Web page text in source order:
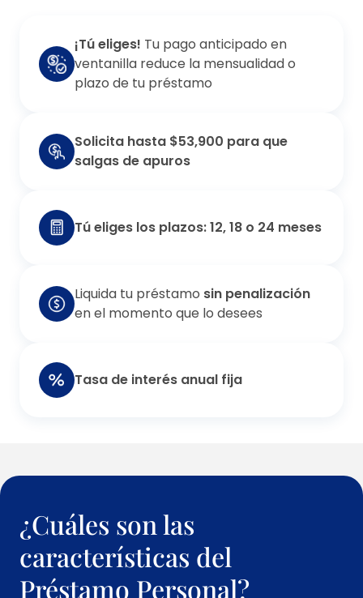
¡Tú eliges! Tu pago anticipado en
ventanilla reduce la mensualidad o
plazo de tu préstamo
Solicita hasta $53,900 para que
salgas de apuros
Tú eliges los plazos: 12, 18 o 24 meses
Liquida tu préstamo sin penalización
en el momento que lo desees
Tasa de interés anual fija
¿Cuáles son las
características del
Préstamo Personal?